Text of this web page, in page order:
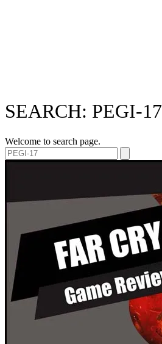
SEARCH: PEGI-17
Welcome to search page.